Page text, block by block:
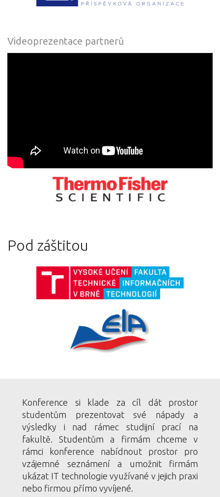
Videoprezentace partnerů
Pod záštitou
Konference si klade za cíl dát prostor
studentům prezentovat své nápady a
výsledky i nad rámec studijní prací na
fakultě. Studentům a firmám chceme v
rámci konference nabídnout prostor pro
vzájemné seznámení a umožnit firmám
ukázat IT technologie využívané v jejich praxi
nebo firmou přímo vyvíjené.